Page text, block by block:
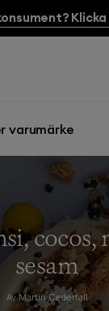
Klicka
cocos,
sesam
Av Martin Cederfall